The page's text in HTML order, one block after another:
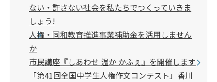
ない・許さない社会を私たちでつくっていきま
しょう!
人権・同和教育推進事業補助金を活用しません
か
市民講座『しあわせ 温か かふぇ』を開催します
「第41回全国中学生人権作文コンテスト」香川